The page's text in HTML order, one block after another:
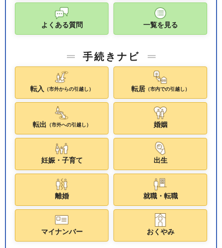
よくある質問 一覧を見る
手続きナビ
転入 （市外からの引越し） 転居（市内での引越し）
転出 （市外への引越し） 婚姻
妊娠・子育て 出生
離婚 就職・転職
マイナンバー おくやみ